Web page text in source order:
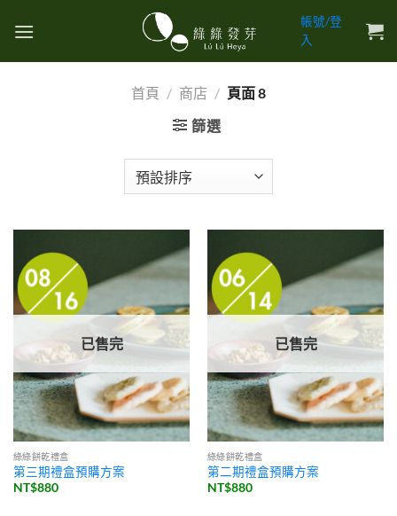
帳號/登
入
首頁 / 商店 / 頁面 8
篩選
已售完
綠綠餅乾禮盒
第三期禮盒預購方案
NT$880
已售完
綠綠餅乾禮盒
第二期禮盒預購方案
NT$880